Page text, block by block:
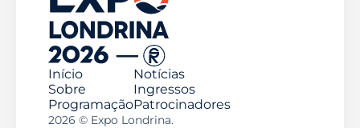
Início
Sobre
Programação
Notícias
Ingressos
Patrocinadores
2026 © Expo Londrina.